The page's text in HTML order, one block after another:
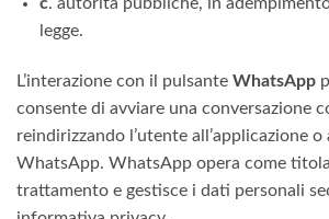
legge.
L’interazione con il pulsante WhatsApp
consente di avviare una conversazione
reindirizzando l’utente all’applicazione
WhatsApp. WhatsApp opera come
trattamento e gestisce i dati personali